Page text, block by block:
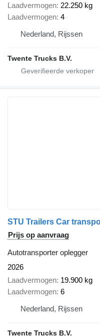
Laadvermogen 22.250 kg
Laadvermogen 4
Nederland, Rijssen
Twente Trucks B.V.
Prijs op aanvraag
Autotransporter oplegger
2026
Laadvermogen 19.900 kg
Laadvermogen 6
Nederland, Rijssen
Twente Trucks B.V.